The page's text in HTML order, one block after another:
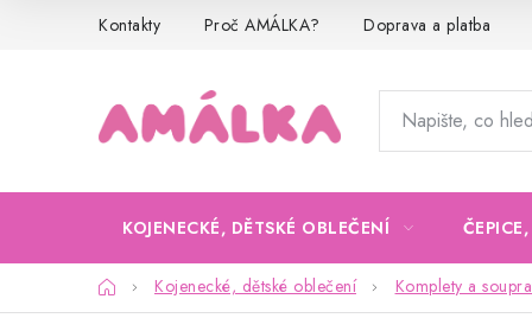
Kontakty Proč AMÁLKA? Doprava a platba
KOJENECKÉ, DĚTSKÉ OBLEČENÍ
DomůKojenecké, dětské oblečení Komplety a